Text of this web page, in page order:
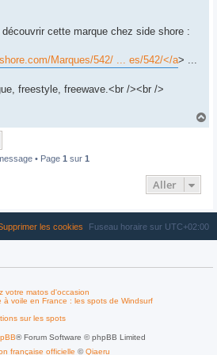
cette marque chez side shore :
Marques/542/ ... es/542/</a> ...
freestyle, freewave.<br /><br />
a
• Page 1 sur 1
Aller
Fuseau horaire sur UTC+02:00
les cookies
votre matos d'occasion
voile en France : les spots de Windsurf
sur les spots
® Forum Software © phpBB Limited
française officielle ©Qiaeru